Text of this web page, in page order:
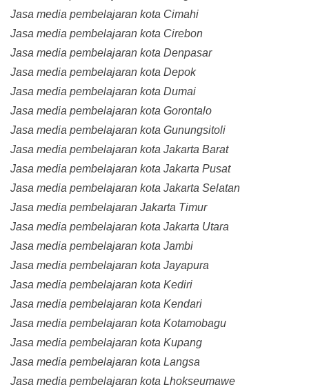
Jasa media pembelajaran kota Cimahi
Jasa media pembelajaran kota Cirebon
Jasa media pembelajaran kota Denpasar
Jasa media pembelajaran kota Depok
Jasa media pembelajaran kota Dumai
Jasa media pembelajaran kota Gorontalo
Jasa media pembelajaran kota Gunungsitoli
Jasa media pembelajaran kota Jakarta Barat
Jasa media pembelajaran kota Jakarta Pusat
Jasa media pembelajaran kota Jakarta Selatan
Jasa media pembelajaran Jakarta Timur
Jasa media pembelajaran kota Jakarta Utara
Jasa media pembelajaran kota Jambi
Jasa media pembelajaran kota Jayapura
Jasa media pembelajaran kota Kediri
Jasa media pembelajaran kota Kendari
Jasa media pembelajaran kota Kotamobagu
Jasa media pembelajaran kota Kupang
Jasa media pembelajaran kota Langsa
Jasa media pembelajaran kota Lhokseumawe